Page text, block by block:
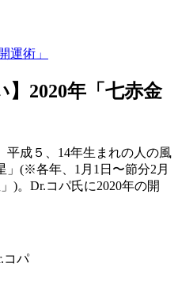
運術」
】2020年「七赤金
平成５、14年生まれの人の風
」(※各年、1月1日〜節分2月
)。Dr.コパ氏に2020年の開
コパ